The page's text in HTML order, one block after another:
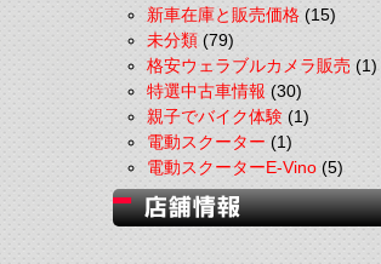
新車在庫と販売価格(15)
未分類(79)
格安ウェラブルカメラ販売(1)
特選中古車情報(30)
親子でバイク体験(1)
電動スクーター(1)
電動スクーターE-Vino(5)